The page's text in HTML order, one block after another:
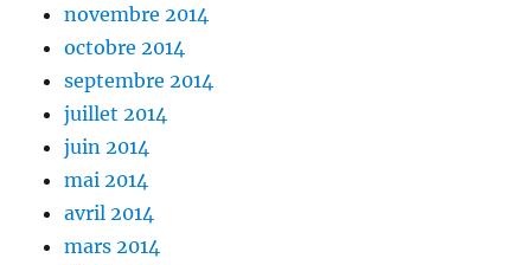
novembre 2014
octobre 2014
septembre 2014
juillet 2014
juin 2014
mai 2014
avril 2014
mars 2014